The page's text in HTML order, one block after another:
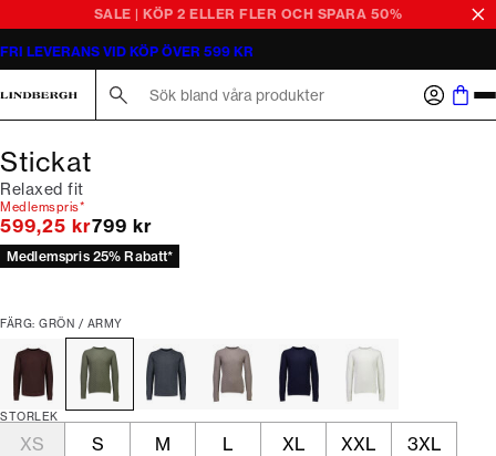
SALE | KÖP 2 ELLER FLER OCH SPARA 50%
FRI LEVERANS VID KÖP ÖVER 599 KR
Stickat
Relaxed fit
Medlemspris*
599,25 krOriginalpris
799 kr
Medlemspris 25% Rabatt*
FÄRG: GRÖN / ARMY
STORLEK
XS S M L XL XXL
3XL